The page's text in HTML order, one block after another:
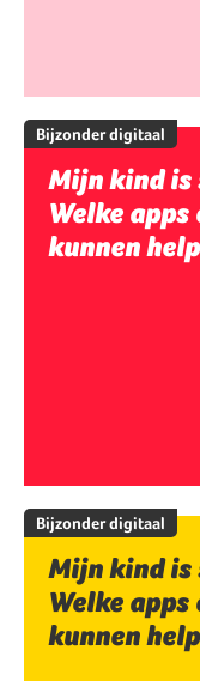
Bijzonder digitaal
Mijn kind is
Welke
kunnen
Bijzonder digitaal
Mijn kind is
Welke
kunnen